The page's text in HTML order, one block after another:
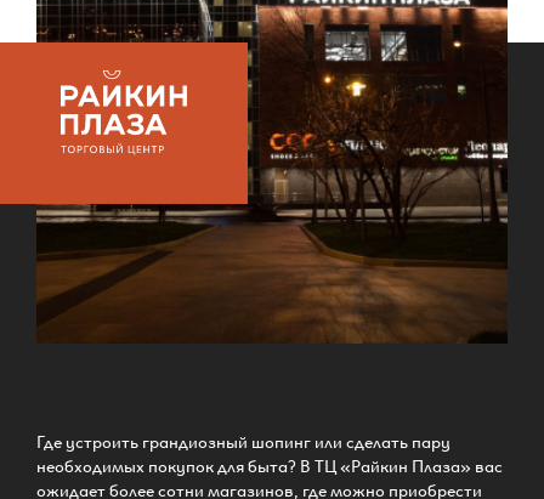
Где устроить грандиозный шопинг или сделать пару
необходимых покупок для быта? В ТЦ «Райкин Плаза» вас
ожидает более сотни магазинов, где можно приобрести